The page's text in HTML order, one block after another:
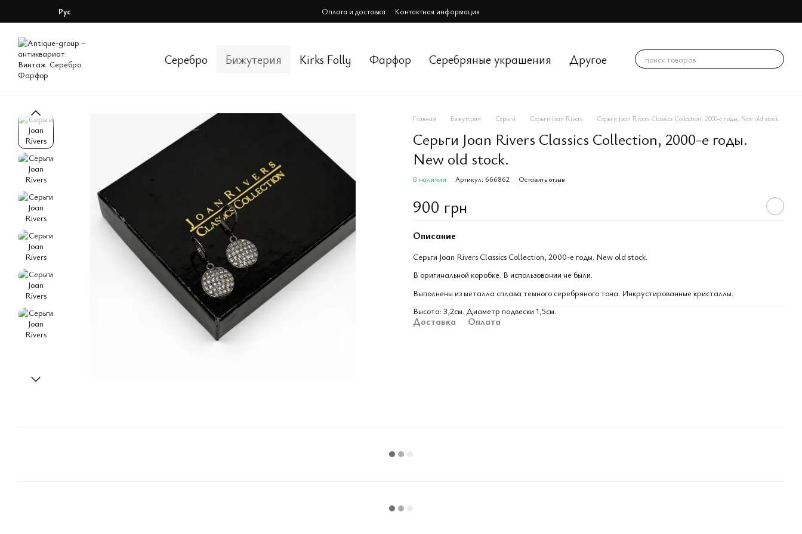
Перейти к основному контенту
Рус Оплата и доставка Контактная информация
Серебро Бижутерия Kirks Folly Фарфор Cеребряные украшения Другое
Главная Бижутерия Серьги Серьги Joan Rivers Серьги Joan Rivers Classics Collection, 2000-е годы. New old stock.
Серьги Joan Rivers Classics Collection, 2000-е годы.
New old stock.
В наличии Артикул: 666862 Оставить отзыв
900 грн
Описание
Серьги Joan Rivers Classics Collection, 2000-е годы. New old stock.
В оригинальной коробке. В использовании не были.
Выполнены из металла сплава темного серебряного тона. Инкрустированные кристаллы.
Высота: 3,2см. Диаметр подвески 1,5см.
Доставка Оплата